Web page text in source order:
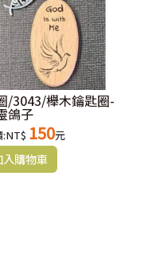
/3043/櫸木鑰匙圈-
鴿子
:NT$ 150元